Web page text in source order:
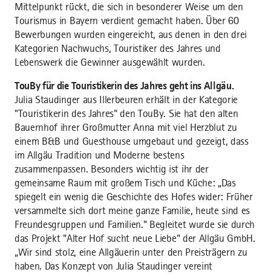
Mittelpunkt rückt, die sich in besonderer Weise um den
Tourismus in Bayern verdient gemacht haben. Über 60
Bewerbungen wurden eingereicht, aus denen in den drei
Kategorien Nachwuchs, Touristiker des Jahres und
Lebenswerk die Gewinner ausgewählt wurden.
TouBy für die Touristikerin des Jahres geht ins Allgäu.
Julia Staudinger aus Illerbeuren erhält in der Kategorie
"Touristikerin des Jahres" den TouBy. Sie hat den alten
Bauernhof ihrer Großmutter Anna mit viel Herzblut zu
einem B&B und Guesthouse umgebaut und gezeigt, dass
im Allgäu Tradition und Moderne bestens
zusammenpassen. Besonders wichtig ist ihr der
gemeinsame Raum mit großem Tisch und Küche: „Das
spiegelt ein wenig die Geschichte des Hofes wider: Früher
versammelte sich dort meine ganze Familie, heute sind es
Freundesgruppen und Familien." Begleitet wurde sie durch
das Projekt "Alter Hof sucht neue Liebe" der Allgäu GmbH.
„Wir sind stolz, eine Allgäuerin unter den Preisträgern zu
haben. Das Konzept von Julia Staudinger vereint